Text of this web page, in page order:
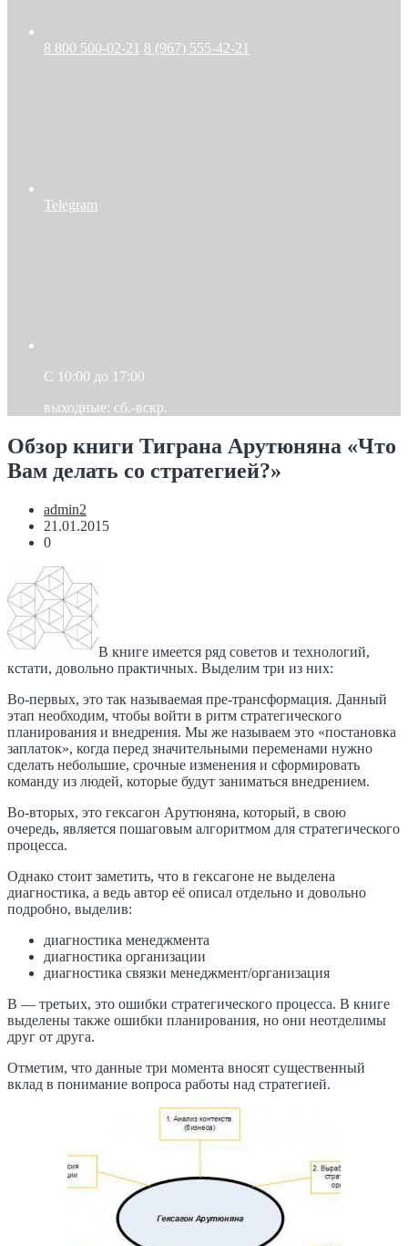
8 800 500-02-21 8 (967) 555-42-21
Telegram
C 10:00 до 17:00
выходные: сб.-вскр.
Обзор книги Тиграна Арутюняна «Что
Вам делать со стратегией?»
admin2
21.01.2015
0
В книге имеется ряд советов и технологий,
кстати, довольно практичных. Выделим три из них:
Во-первых, это так называемая пре-трансформация. Данный
этап необходим, чтобы войти в ритм стратегического
планирования и внедрения. Мы же называем это «постановка
заплаток», когда перед значительными переменами нужно
сделать небольшие, срочные изменения и сформировать
команду из людей, которые будут заниматься внедрением.
Во-вторых, это гексагон Арутюняна, который, в свою
очередь, является пошаговым алгоритмом для стратегического
процесса.
Однако стоит заметить, что в гексагоне не выделена
диагностика, а ведь автор её описал отдельно и довольно
подробно, выделив:
диагностика менеджмента
диагностика организации
диагностика связки менеджмент/организация
В — третьих, это ошибки стратегического процесса. В книге
выделены также ошибки планирования, но они неотделимы
друг от друга.
Отметим, что данные три момента вносят существенный
вклад в понимание вопроса работы над стратегией.